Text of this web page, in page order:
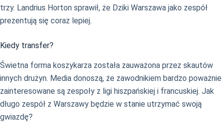
trzy. Landrius Horton sprawił, że Dziki Warszawa jako zespół
prezentują się coraz lepiej.
Kiedy transfer?
Świetna forma koszykarza została zauważona przez skautów
innych drużyn. Media donoszą, że zawodnikiem bardzo poważnie
zainteresowane są zespoły z ligi hiszpańskiej i francuskiej. Jak
długo zespół z Warszawy będzie w stanie utrzymać swoją
gwiazdę?